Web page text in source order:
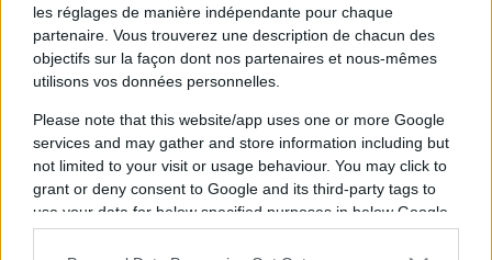
les réglages de manière indépendante pour chaque
partenaire. Vous trouverez une description de chacun des
objectifs sur la façon dont nos partenaires et nous-mêmes
utilisons vos données personnelles.
Please note that this website/app uses one or more Google
services and may gather and store information including but
not limited to your visit or usage behaviour. You may click to
grant or deny consent to Google and its third-party tags to
use your data for below specified purposes in below Google
consent section.
Vous trouverez ci-dessous la liste des futurs